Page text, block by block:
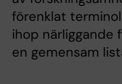
förenklat
ihop närliggande
en gemensam